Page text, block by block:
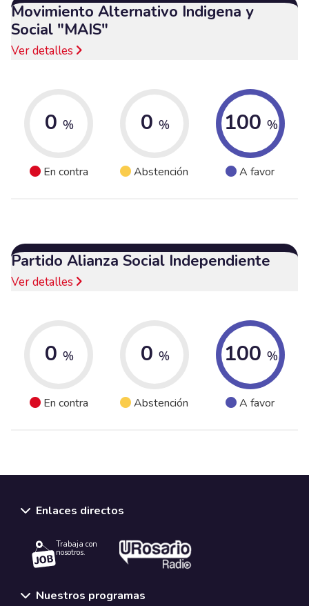
Movimiento Alternativo Indigena y
Social "MAIS"
Ver detalles
0 %
En contra
0 %
Abstención
100 %
A favor
Partido Alianza Social Independiente
Ver detalles
0 %
En contra
0 %
Abstención
100 %
A favor
Enlaces directos
Trabaja con
nosotros.
Nuestros programas